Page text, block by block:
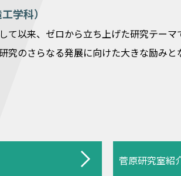
学科）
以来、ゼロから立ち上げた研究テーマ
究のさらなる発展に向けた大きな励み
菅原研究室紹